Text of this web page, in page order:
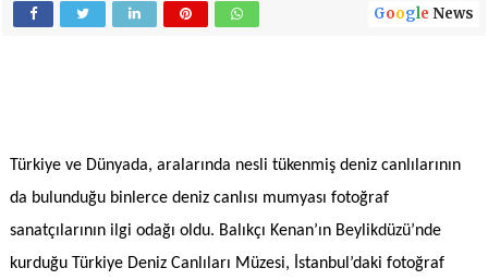
Google News
Türkiye ve Dünyada, aralarında nesli tükenmiş deniz canlılarının
da bulunduğu binlerce deniz canlısı mumyası fotoğraf
sanatçılarının ilgi odağı oldu. Balıkçı Kenan’ın Beylikdüzü’nde
kurduğu Türkiye Deniz Canlıları Müzesi, İstanbul’daki fotoğraf